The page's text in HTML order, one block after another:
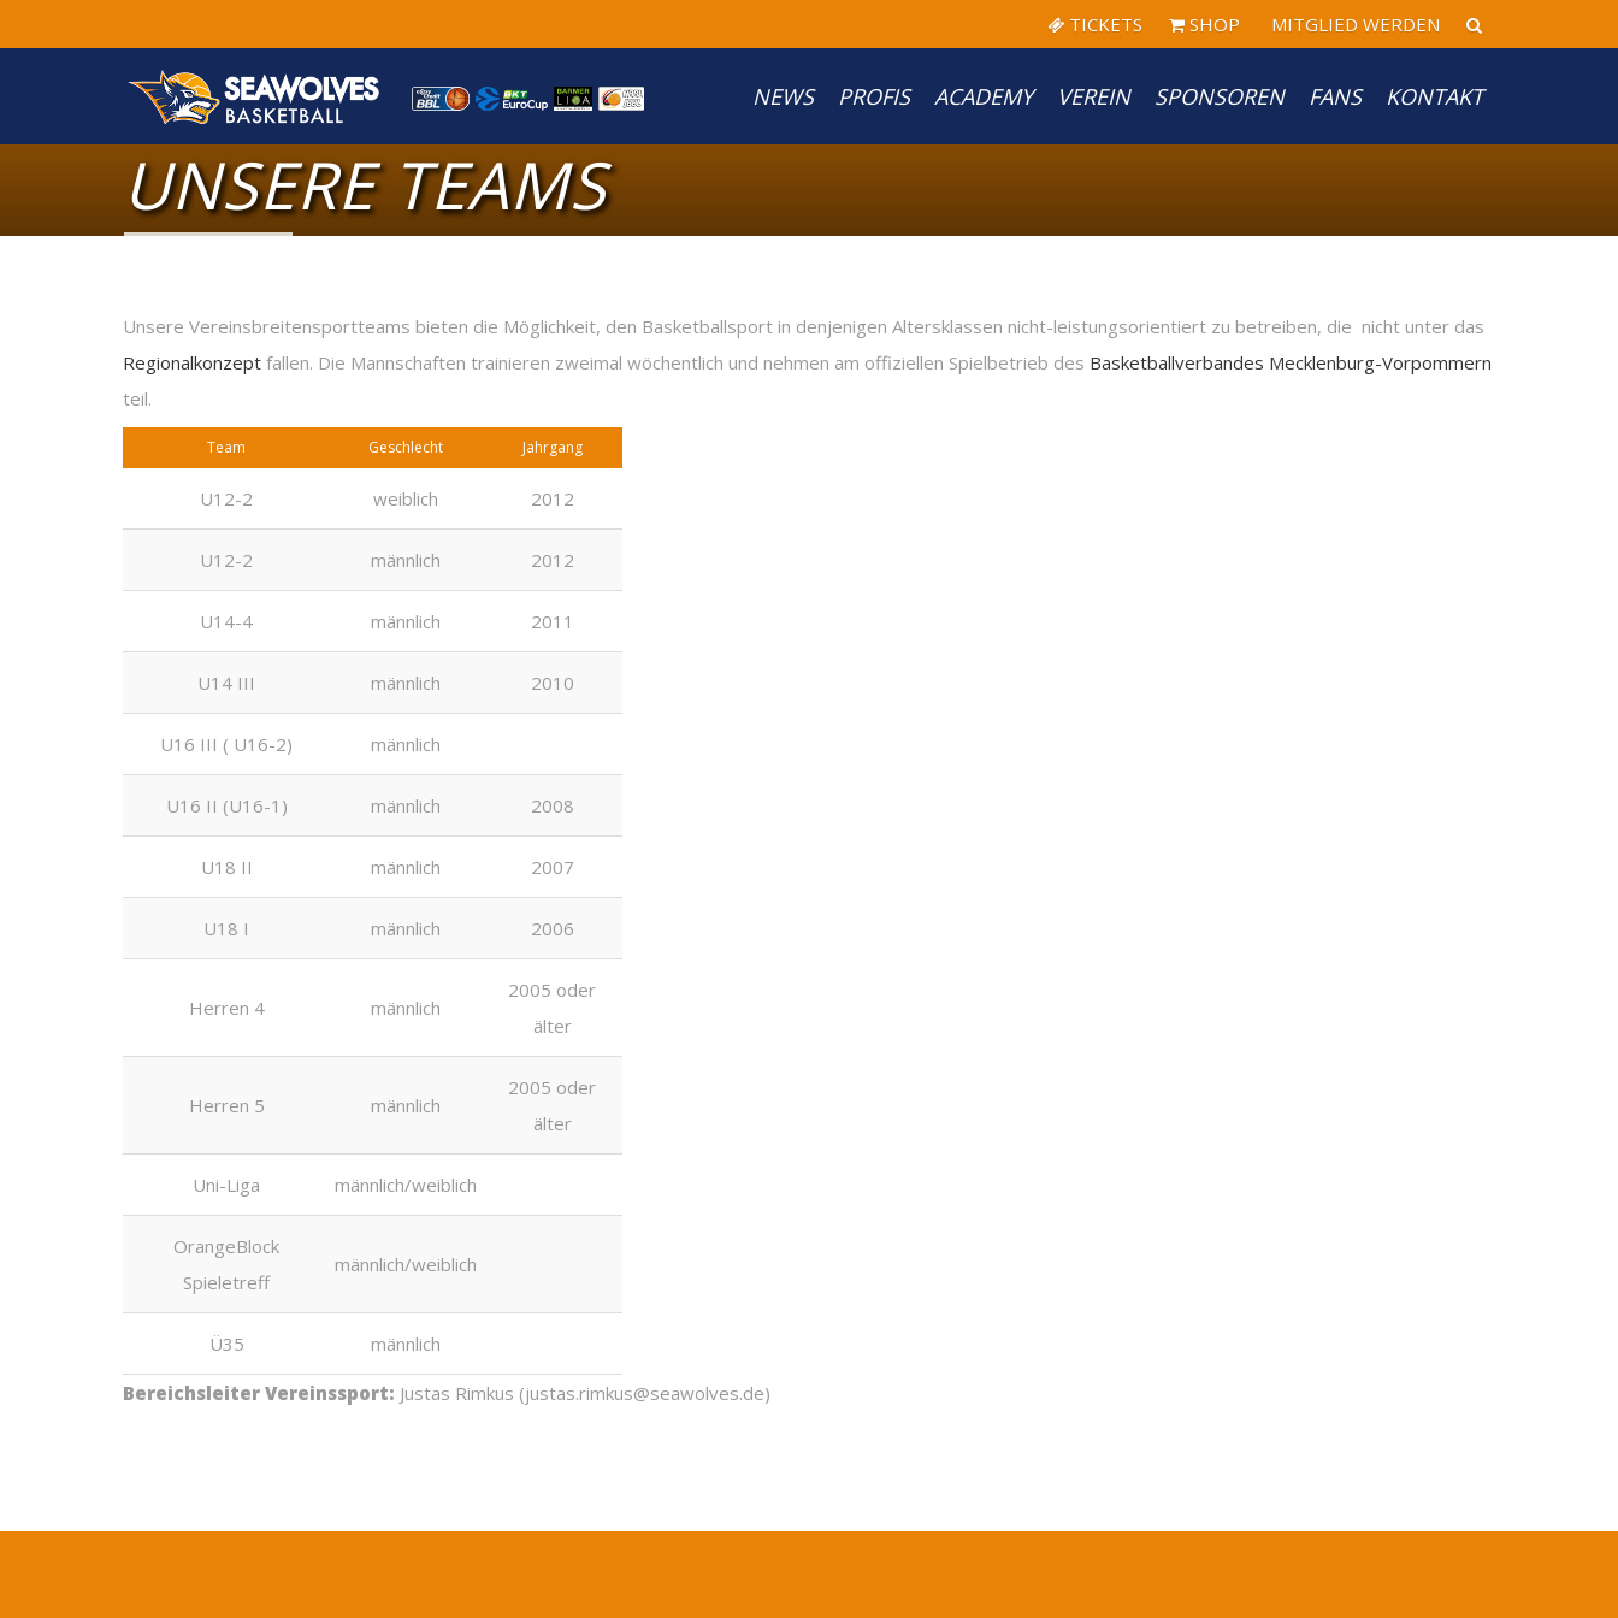
TICKETS SHOP MITGLIED WERDEN
NEWS PROFIS ACADEMY VEREIN SPONSOREN FANS KONTAKT
UNSERE TEAMS
Unsere Vereinsbreitensportteams bieten die Möglichkeit, den Basketballsport in denjenigen Altersklassen nicht-leistungsorientiert zu betreiben, die nicht unter das
Regionalkonzept fallen. Die Mannschaften trainieren zweimal wöchentlich und nehmen am offiziellen Spielbetrieb des Basketballverbandes Mecklenburg-Vorpommern
teil.
Team Geschlecht Jahrgang
U12-2 weiblich 2012
U12-2 männlich 2012
U14-4 männlich 2011
U14 III männlich 2010
U16 III ( U16-2) männlich
U16 II (U16-1) männlich 2008
U18 II männlich 2007
U18 I männlich 2006
Herren 4 männlich
2005 oder
älter
Herren 5 männlich
2005 oder
älter
Uni-Liga männlich/weiblich
OrangeBlock
Spieletreff
männlich/weiblich
Ü35 männlich
Bereichsleiter Vereinssport: Justas Rimkus (justas.rimkus@seawolves.de)